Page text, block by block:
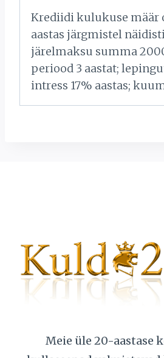
Krediidi kulukuse määr
aastas järgmistel
järelmaksu summa
periood 3 aastat;
intress 17% aastas;
Meie üle 20-aastase